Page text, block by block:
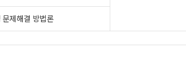
문제해결 방법론